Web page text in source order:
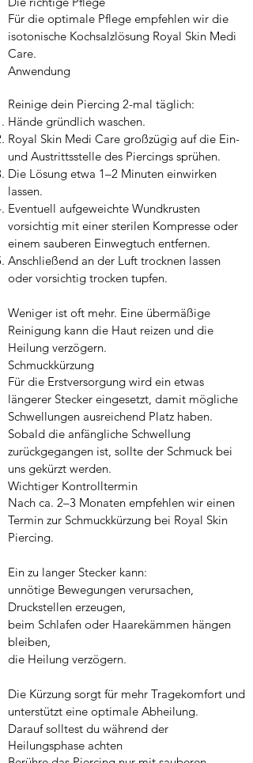
Für die optimale Pflege empfehlen wir die
isotonische Kochsalzlösung Royal Skin Medi
Care.
Anwendung
Reinige dein Piercing 2-mal täglich:
Hände gründlich waschen.
Royal Skin Medi Care großzügig auf die Ein-
und Austrittsstelle des Piercings sprühen.
Die Lösung etwa 1–2 Minuten einwirken
lassen.
Eventuell aufgeweichte Wundkrusten
vorsichtig mit einer sterilen Kompresse oder
einem sauberen Einwegtuch entfernen.
Anschließend an der Luft trocknen lassen
oder vorsichtig trocken tupfen.
Weniger ist oft mehr. Eine übermäßige
Reinigung kann die Haut reizen und die
Heilung verzögern.
Schmuckkürzung
Für die Erstversorgung wird ein etwas
längerer Stecker eingesetzt, damit mögliche
Schwellungen ausreichend Platz haben.
Sobald die anfängliche Schwellung
zurückgegangen ist, sollte der Schmuck bei
uns gekürzt werden.
Wichtiger Kontrolltermin
Nach ca. 2–3 Monaten empfehlen wir einen
Termin zur Schmuckkürzung bei Royal Skin
Piercing.
Ein zu langer Stecker kann:
unnötige Bewegungen verursachen,
Druckstellen erzeugen,
beim Schlafen oder Haarekämmen hängen
bleiben,
die Heilung verzögern.
Die Kürzung sorgt für mehr Tragekomfort und
unterstützt eine optimale Abheilung.
Darauf solltest du während der
Heilungsphase achten